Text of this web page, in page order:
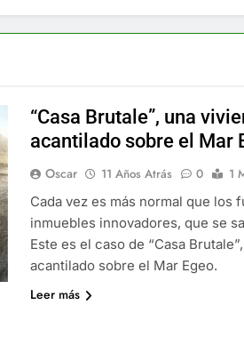
“Casa Brutale”, una
acantilado sobre el Mar
Oscar 11 Años Atrás 0
1
Cada vez es más normal que los
inmuebles innovadores, que se
Este es el caso de “Casa
acantilado sobre el Mar Egeo.
Leer más